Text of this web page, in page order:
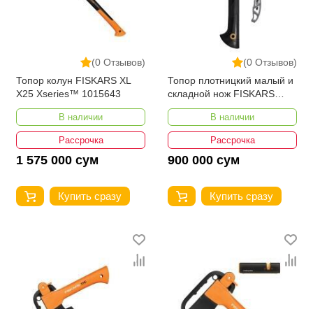
(0 Отзывов)
Топор колун FISKARS XL
X25 Xseries™ 1015643
В наличии
Рассрочка
1 575 000 сум
Купить сразу
(0 Отзывов)
Топор плотницкий малый и
складной нож FISKARS
Paraframe™ 1057911
В наличии
Рассрочка
900 000 сум
Купить сразу